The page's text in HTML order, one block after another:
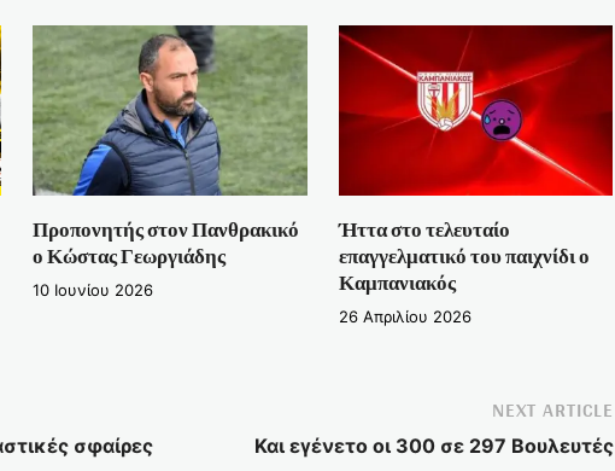
Προπονητής στον Πανθρακικό
ο Κώστας Γεωργιάδης
10 Ιουνίου 2026
Ήττα στο τελευταίο
επαγγελματικό του παιχνίδι ο
Καμπανιακός
26 Απριλίου 2026
σφαίρες
NEXT ARTICLE
Και εγένετο οι 300 σε 297 Βουλευτές